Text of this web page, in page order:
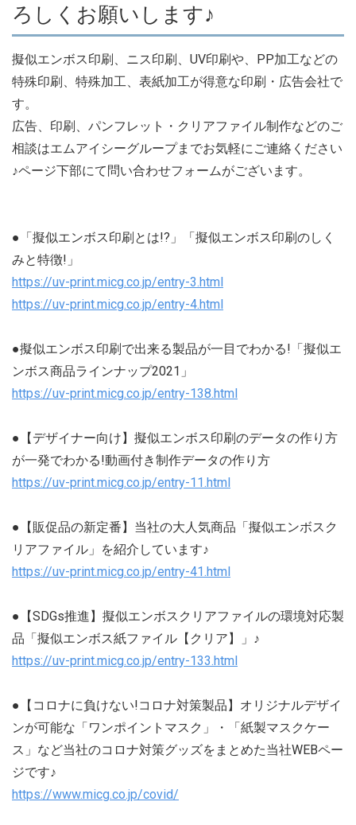
ろしくお願いします♪
擬似エンボス印刷、ニス印刷、UV印刷や、PP加工などの
特殊印刷、特殊加工、表紙加工が得意な印刷・広告会社で
す。
広告、印刷、パンフレット・クリアファイル制作などのご
相談はエムアイシーグループまでお気軽にご連絡ください
♪ページ下部にて問い合わせフォームがございます。
●「擬似エンボス印刷とは!?」「擬似エンボス印刷のしく
みと特徴!」
https://uv-print.micg.co.jp/entry-3.html
https://uv-print.micg.co.jp/entry-4.html
●擬似エンボス印刷で出来る製品が一目でわかる!「擬似エ
ンボス商品ラインナップ2021」
https://uv-print.micg.co.jp/entry-138.html
●【デザイナー向け】擬似エンボス印刷のデータの作り方
が一発でわかる!動画付き制作データの作り方
https://uv-print.micg.co.jp/entry-11.html
●【販促品の新定番】当社の大人気商品「擬似エンボスク
リアファイル」を紹介しています♪
https://uv-print.micg.co.jp/entry-41.html
●【SDGs推進】擬似エンボスクリアファイルの環境対応製
品「擬似エンボス紙ファイル【クリア】」♪
https://uv-print.micg.co.jp/entry-133.html
●【コロナに負けない!コロナ対策製品】オリジナルデザイ
ンが可能な「ワンポイントマスク」・「紙製マスクケー
ス」など当社のコロナ対策グッズをまとめた当社WEBペー
ジです♪
https://www.micg.co.jp/covid/